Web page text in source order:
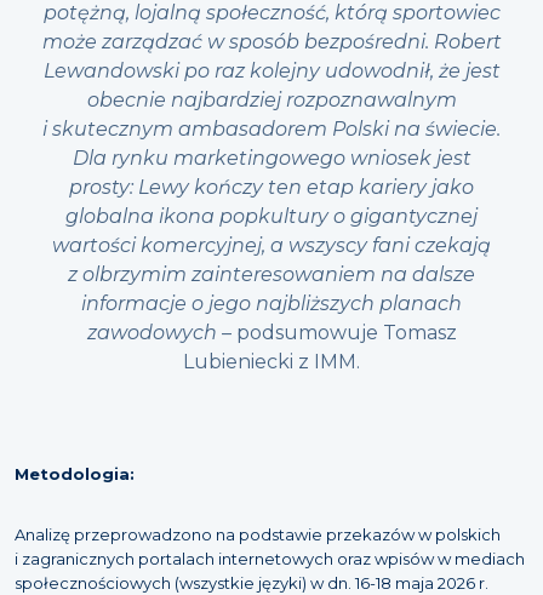
potężną, lojalną społeczność, którą sportowiec
może zarządzać w sposób bezpośredni. Robert
Lewandowski po raz kolejny udowodnił, że jest
obecnie najbardziej rozpoznawalnym
i skutecznym ambasadorem Polski na świecie.
Dla rynku marketingowego wniosek jest
prosty: Lewy kończy ten etap kariery jako
globalna ikona popkultury o gigantycznej
wartości komercyjnej, a wszyscy fani czekają
z olbrzymim zainteresowaniem na dalsze
informacje o jego najbliższych planach
zawodowych – podsumowuje Tomasz
Lubieniecki z IMM.
Metodologia:
Analizę przeprowadzono na podstawie przekazów w polskich
i zagranicznych portalach internetowych oraz wpisów w mediach
społecznościowych (wszystkie języki) w dn. 16-18 maja 2026 r.